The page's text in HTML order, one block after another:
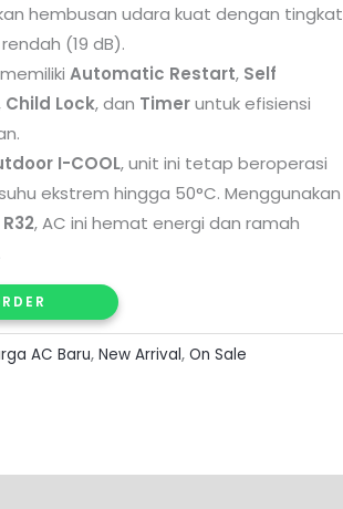
hembusan udara kuat dengan tingkat
(19 dB).
Automatic Restart, Self
Child Lock, dan Timeruntuk efisiensi
I-COOL, unit ini tetap beroperasi
ekstrem hingga 50°C. Menggunakan
R32, AC ini hemat energi dan ramah
AC Baru, New Arrival, On Sale